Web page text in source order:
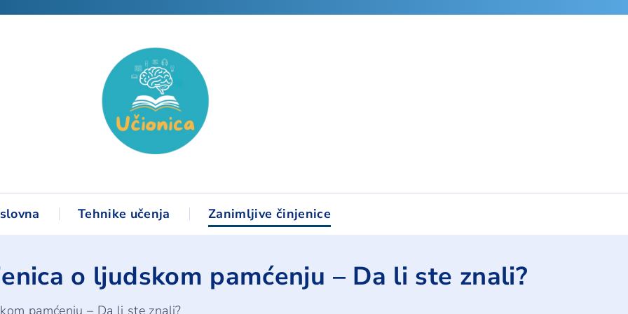
Tehnike učenja Zanimljive činjenice
o ljudskom pamćenju – Da li ste znali?
pamćenju – Da li ste znali?